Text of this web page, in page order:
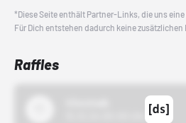
*Diese Seite enthält Partner-Links, die uns
Für Dich entstehen dadurch keine zusätzlichen
Raffles